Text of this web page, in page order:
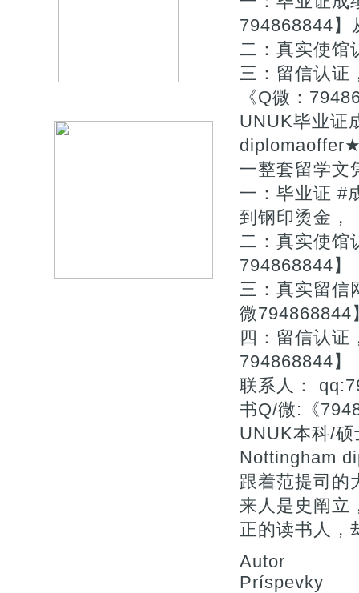
794868844】
二：真实使馆
三：留信认证
《Q微：
UNUK毕业证
一整套留学文
一：毕业证 #
到钢印烫金，
二：真实使馆
794868844】
三：真实留信
微794868844
四：留信认证
794868844】
联系人：
书Q/微:《
UNUK本科/
Nottingham
跟着范提司的
来人是史阐立
正的读书人，
Autor
Príspevky